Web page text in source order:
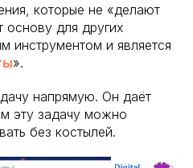
которые не «делают
для других
инструментом и является
».
напрямую. Он даёт
эту задачу можно
без костылей.